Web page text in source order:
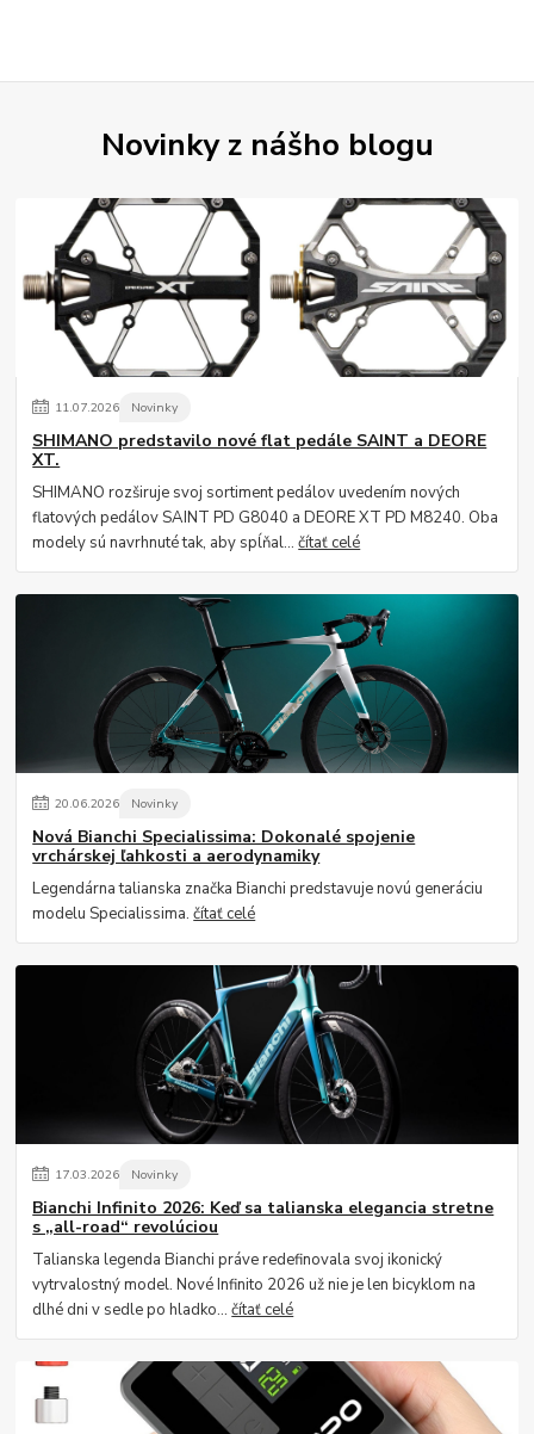
Novinky z nášho blogu
11.07.2026 Novinky
SHIMANO predstavilo nové flat pedále SAINT a DEORE
XT.
SHIMANO rozširuje svoj sortiment pedálov uvedením nových
flatových pedálov SAINT PD G8040 a DEORE XT PD M8240. Oba
modely sú navrhnuté tak, aby spĺňal...čítať celé
20.06.2026 Novinky
Nová Bianchi Specialissima: Dokonalé spojenie
vrchárskej ľahkosti a aerodynamiky
Legendárna talianska značka Bianchi predstavuje novú generáciu
modelu Specialissima.čítať celé
17.03.2026 Novinky
Bianchi Infinito 2026: Keď sa talianska elegancia stretne
s „all-road“ revolúciou
Talianska legenda Bianchi práve redefinovala svoj ikonický
vytrvalostný model. Nové Infinito 2026 už nie je len bicyklom na
dlhé dni v sedle po hladko...čítať celé